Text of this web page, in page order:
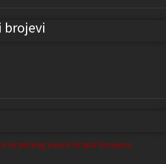
brojevi
Gradskog vijeća Grada Sarajeva